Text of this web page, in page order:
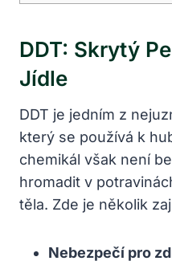
DDT: Skrytý
Jídle
DDT je jedním z
který se používá k
chemikál však není
hromadit v
těla. Zde je několik
Nebezpečí pro